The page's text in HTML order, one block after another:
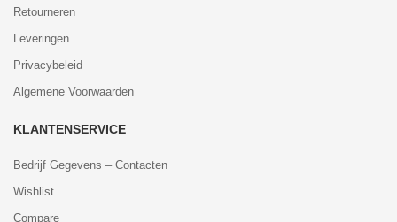
Retourneren
Leveringen
Privacybeleid
Algemene Voorwaarden
KLANTENSERVICE
Bedrijf Gegevens – Contacten
Wishlist
Compare